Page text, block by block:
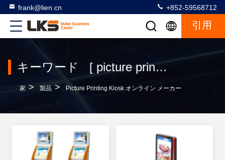
frank@lien.cn +852-59568712
引用
キーワード [ picture printing kiosk ] マッチ 62 製品
家 > 製品 > Picture Printing Kiosk オンライン メーカー